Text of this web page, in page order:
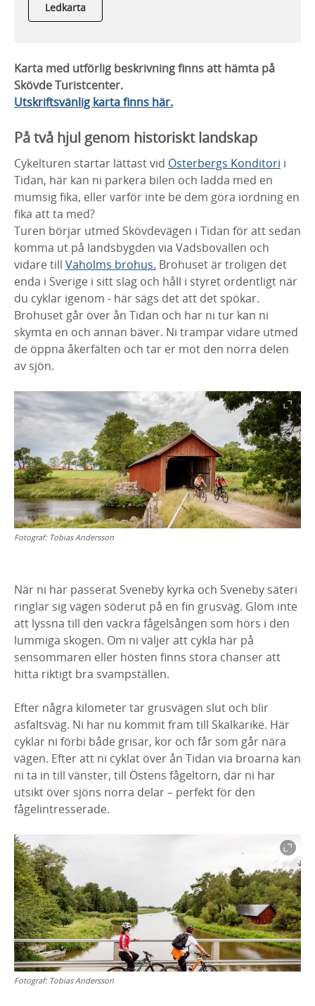
Ledkarta
Karta med utförlig beskrivning finns att hämta på
Skövde Turistcenter.
Utskriftsvänlig karta finns här.
På två hjul genom historiskt landskap
Cykelturen startar lättast vid Österbergs Konditori i
Tidan, här kan ni parkera bilen och ladda med en
mumsig fika, eller varför inte be dem göra iordning en
fika att ta med?
Turen börjar utmed Skövdevägen i Tidan för att sedan
komma ut på landsbygden via Vadsbovallen och
vidare till Vaholms brohus. Brohuset är troligen det
enda i Sverige i sitt slag och håll i styret ordentligt när
du cyklar igenom - här sägs det att det spökar.
Brohuset går över ån Tidan och har ni tur kan ni
skymta en och annan bäver. Ni trampar vidare utmed
de öppna åkerfälten och tar er mot den norra delen
av sjön.
Fotograf: Tobias Andersson
När ni har passerat Sveneby kyrka och Sveneby säteri
ringlar sig vägen söderut på en fin grusväg. Glöm inte
att lyssna till den vackra fågelsången som hörs i den
lummiga skogen. Om ni väljer att cykla här på
sensommaren eller hösten finns stora chanser att
hitta riktigt bra svampställen.
Efter några kilometer tar grusvägen slut och blir
asfaltsväg. Ni har nu kommit fram till Skalkarike. Här
cyklar ni förbi både grisar, kor och får som går nära
vägen. Efter att ni cyklat över ån Tidan via broarna kan
ni ta in till vänster, till Östens fågeltorn, där ni har
utsikt över sjöns norra delar – perfekt för den
fågelintresserade.
Fotograf: Tobias Andersson